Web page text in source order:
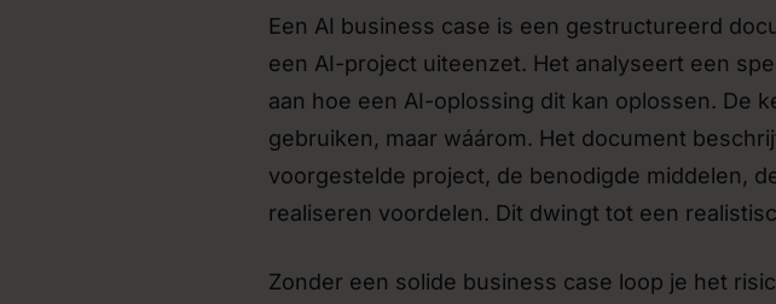
Een AI business case is een gestructureerd
een AI-project uiteenzet. Het analyseert een
aan hoe een AI-oplossing dit kan oplossen. De
gebruiken, maar wáárom. Het document
voorgestelde project, de benodigde middelen,
realiseren voordelen. Dit dwingt tot een
Zonder een solide business case loop je het